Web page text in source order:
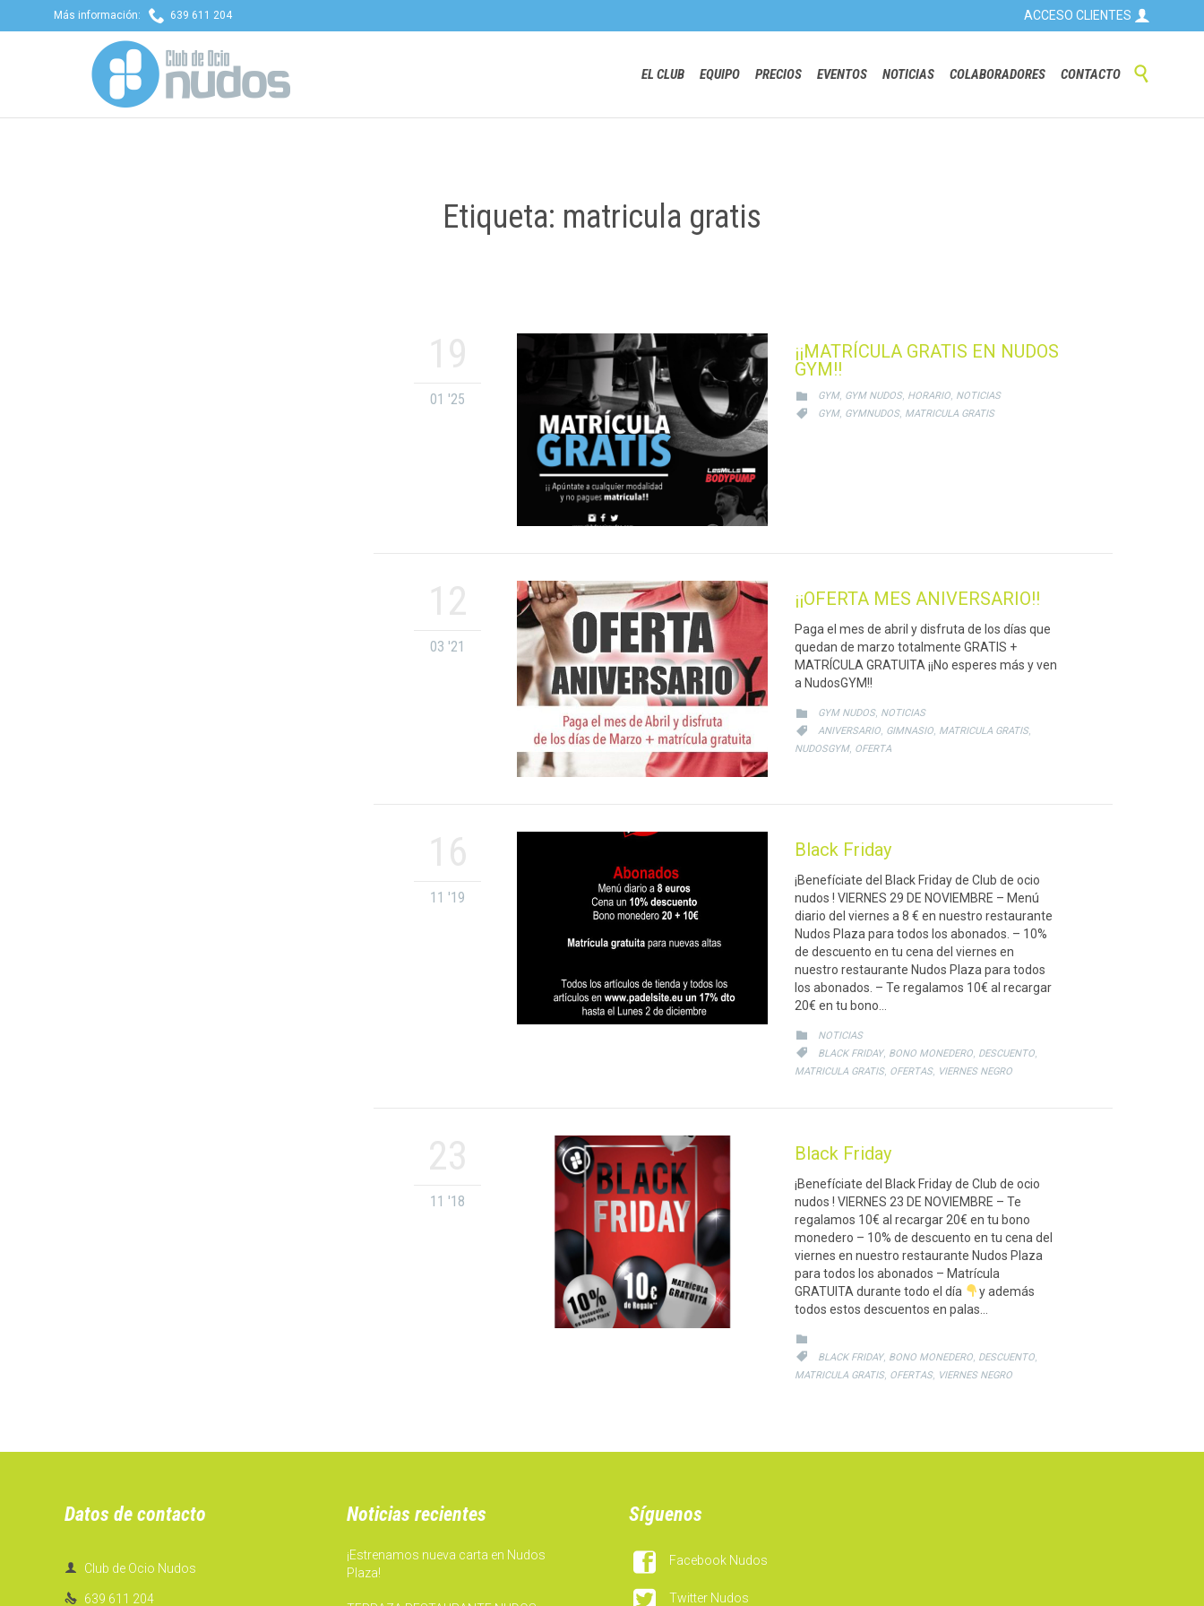
Más información:  639 611 204 ACCESO CLIENTES 
to
EL CLUB EQUIPO PRECIOS EVENTOS NOTICIAS COLABORADORES CONTACTO 
Etiqueta: matricula gratis
01 '25
¡¡MATRÍCULA GRATIS EN NUDOS
GYM!!
 CATEGORY
GYM, GYM NUDOS, HORARIO, NOTICIAS

CATEGORY
GYM, GYMNUDOS, MATRICULA GRATIS
03 '21
¡¡OFERTA MES ANIVERSARIO!!
Paga el mes de abril y disfruta de los días que
quedan de marzo totalmente GRATIS +
MATRÍCULA GRATUITA ¡¡No esperes más y ven
a NudosGYM!!
 CATEGORY
GYM NUDOS, NOTICIAS

CATEGORY
ANIVERSARIO, GIMNASIO, MATRICULA GRATIS,
NUDOSGYM, OFERTA
11 '19
Black Friday
¡Benefíciate del Black Friday de Club de ocio
nudos ! VIERNES 29 DE NOVIEMBRE – Menú
diario del viernes a 8 € en nuestro restaurante
Nudos Plaza para todos los abonados. – 10%
de descuento en tu cena del viernes en
nuestro restaurante Nudos Plaza para todos
los abonados. – Te regalamos 10€ al recargar
20€ en tu bono…
 CATEGORY
NOTICIAS

CATEGORY
BLACK FRIDAY, BONO MONEDERO DESCUENTO
MATRICULA GRATIS, OFERTAS, VIERNES NEGRO
11 '18
Black Friday
¡Benefíciate del Black Friday de Club de ocio
nudos ! VIERNES 23 DE NOVIEMBRE – Te
regalamos 10€ al recargar 20€ en tu bono
monedero – 10% de descuento en tu cena del
viernes en nuestro restaurante Nudos Plaza
para todos los abonados – Matrícula
GRATUITA durante todo el día
y además
todos estos descuentos en palas…

 CATEGORY
BLACK FRIDAY, BONO MONEDERO DESCUENTO
MATRICULA GRATIS, OFERTAS, VIERNES NEGRO
Datos de contacto
 Club de Ocio Nudos
 639 611 204
Noticias recientes
¡Estrenamos nueva carta en Nudos
Plaza!
Síguenos
 Facebook Nudos
 Twitter Nudos